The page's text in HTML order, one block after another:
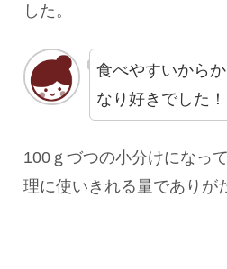
した。
食べやすいから
なり好きでした！
100ｇづつの小分けになっ
理に使いきれる量でありが